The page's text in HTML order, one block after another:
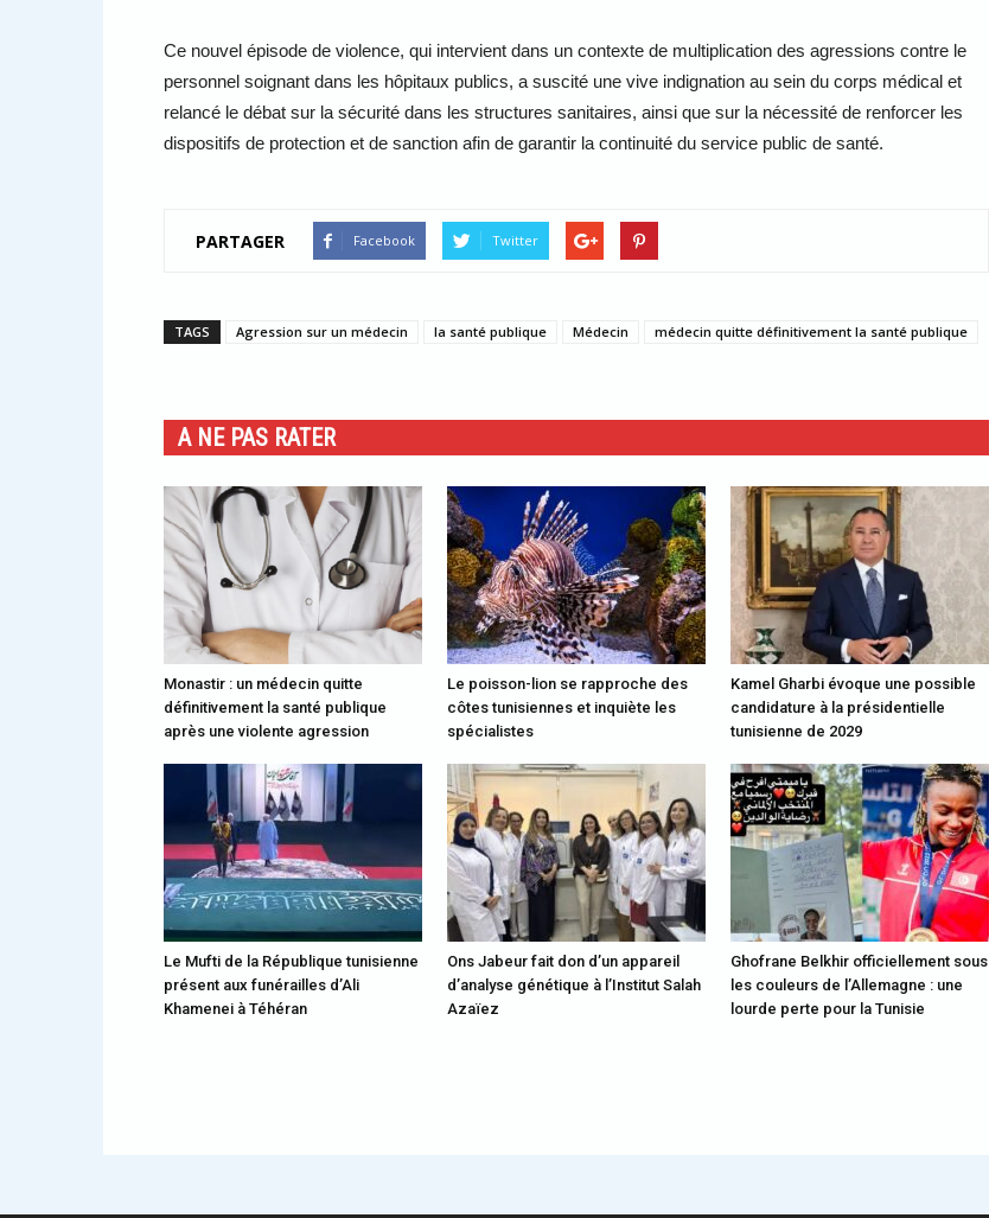
Ce nouvel épisode de violence, qui intervient dans un contexte de multiplication des agressions contre le
personnel soignant dans les hôpitaux publics, a suscité une vive indignation au sein du corps médical et
relancé le débat sur la sécurité dans les structures sanitaires, ainsi que sur la nécessité de renforcer les
dispositifs de protection et de sanction afin de garantir la continuité du service public de santé.
PARTAGER Facebook Twitter
TAGS Agression sur un médecin la santé publique Médecin médecin quitte définitivement la santé publique
A NE PAS RATER
Monastir : un médecin quitte
définitivement la santé publique
après une violente agression
Le poisson-lion se rapproche des
côtes tunisiennes et inquiète les
spécialistes
Kamel Gharbi évoque une possible
candidature à la présidentielle
tunisienne de 2029
Le Mufti de la République tunisienne
présent aux funérailles d’Ali
Khamenei à Téhéran
Ons Jabeur fait don d’un appareil
d’analyse génétique à l’Institut Salah
Azaïez
Ghofrane Belkhir officiellement sous
les couleurs de l’Allemagne : une
lourde perte pour la Tunisie